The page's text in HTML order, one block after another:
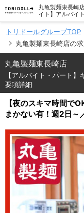
丸亀製麺東長崎
イト】アルバイ
トリドールグループTOP
丸亀製麺東長崎店の
丸亀製麺東長崎店
【アルバイト・パート
要項詳細
【夜のスキマ時間で
まかない有！週2日